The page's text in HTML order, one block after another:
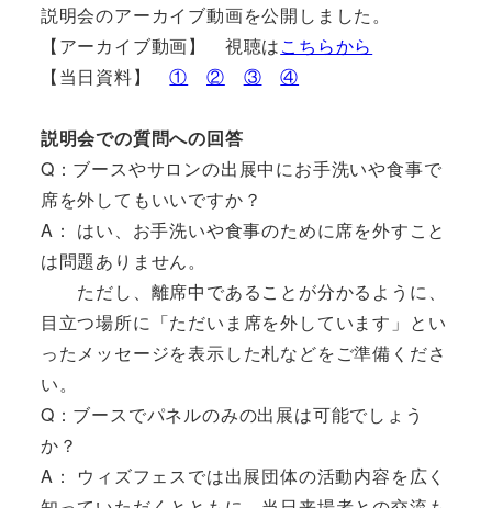
説明会のアーカイブ動画を公開しました。
【アーカイブ動画】 視聴はこちらから
【当日資料】① ② ③ ④
説明会での質問への回答
Q：ブースやサロンの出展中にお手洗いや食事で
席を外してもいいですか？
A： はい、お手洗いや食事のために席を外すこと
は問題ありません。
ただし、離席中であることが分かるように、
目立つ場所に「ただいま席を外しています」とい
ったメッセージを表示した札などをご準備くださ
い。
Q：ブースでパネルのみの出展は可能でしょう
か？
A： ウィズフェスでは出展団体の活動内容を広く